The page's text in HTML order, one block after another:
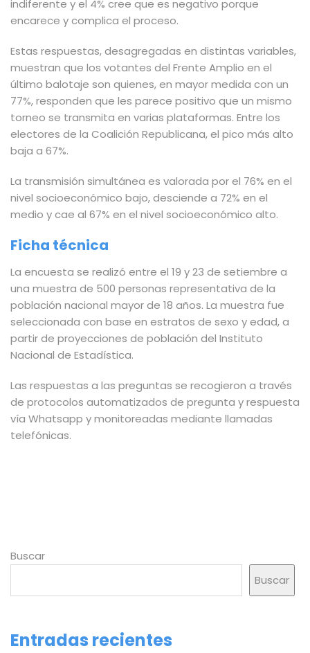
indiferente y el 4% cree que es negativo porque
encarece y complica el proceso.
Estas respuestas, desagregadas en distintas variables,
muestran que los votantes del Frente Amplio en el
último balotaje son quienes, en mayor medida con un
77%, responden que les parece positivo que un mismo
torneo se transmita en varias plataformas. Entre los
electores de la Coalición Republicana, el pico más alto
baja a 67%.
La transmisión simultánea es valorada por el 76% en el
nivel socioeconómico bajo, desciende a 72% en el
medio y cae al 67% en el nivel socioeconómico alto.
Ficha técnica
La encuesta se realizó entre el 19 y 23 de setiembre a
una muestra de 500 personas representativa de la
población nacional mayor de 18 años. La muestra fue
seleccionada con base en estratos de sexo y edad, a
partir de proyecciones de población del Instituto
Nacional de Estadística.
Las respuestas a las preguntas se recogieron a través
de protocolos automatizados de pregunta y respuesta
vía Whatsapp y monitoreadas mediante llamadas
telefónicas.
Buscar
Buscar
Entradas recientes